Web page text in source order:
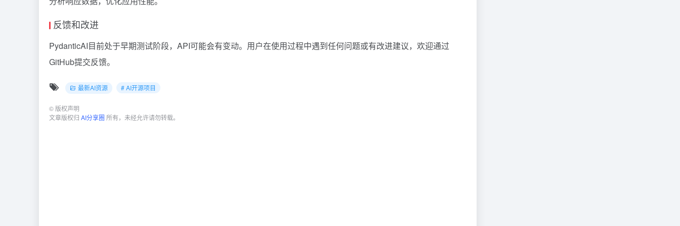
反馈和改进
PydanticAI目前处于早期测试阶段，API可能会有变动。用户在使用过程中遇到任何问题或有改进建议，欢迎通过
GitHub提交反馈。
最新AI资源 # AI开源项目
© 版权声明
文章版权归 AI分享圈 所有，未经允许请勿转载。